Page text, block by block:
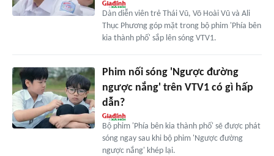
Dàn diễn viên trẻ Thái Vũ, Võ Hoài Vũ và Ali
Thục Phương góp mặt trong bộ phim 'Phía bên
kia thành phố' sắp lên sóng VTV1.
Phim nối sóng 'Ngược đường
ngược nắng' trên VTV1 có gì hấp
dẫn?
Bộ phim 'Phía bên kia thành phố' sẽ được phát
sóng ngay sau khi bộ phim 'Ngược đường
ngược nắng' khép lại.